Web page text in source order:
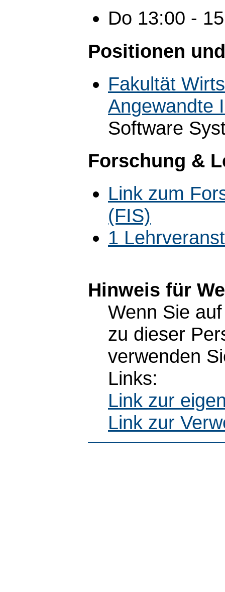
Do 13:00 -
Positionen
Fakultät
Angewandte
Software
Forschung &
Link zum
(FIS)
1
Hinweis für
Wenn Sie
zu dieser
verwenden
Links:
Link zur
Link zur